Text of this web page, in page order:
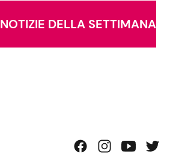
NOTIZIE DELLA SETTIMANA